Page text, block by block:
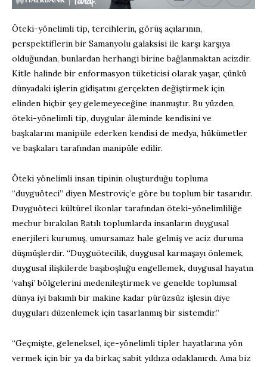
Öteki-yönelimli tip, tercihlerin, görüş açılarının,
perspektiflerin bir Samanyolu galaksisi ile karşı karşıya
olduğundan, bunlardan herhangi birine bağlanmaktan acizdir.
Kitle halinde bir enformasyon tüketicisi olarak yaşar, çünkü
dünyadaki işlerin gidişatını gerçekten değiştirmek için
elinden hiçbir şey gelemeyeceğine inanmıştır. Bu yüzden,
öteki-yönelimli tip, duygular âleminde kendisini ve
başkalarını manipüle ederken kendisi de medya, hükümetler
ve başkaları tarafından manipüle edilir.
Öteki yönelimli insan tipinin oluşturduğu topluma
“duyguöteci” diyen Mestroviç’e göre bu toplum bir tasarıdır.
Duyguöteci kültürel ikonlar tarafından öteki-yönelimliliğe
mecbur bırakılan Batılı toplumlarda insanların duygusal
enerjileri kurumuş, umursamaz hale gelmiş ve aciz duruma
düşmüşlerdir. “Duyguötecilik, duygusal karmaşayı önlemek,
duygusal ilişkilerde başıboşluğu engellemek, duygusal hayatın
‘vahşi’ bölgelerini medenileştirmek ve genelde toplumsal
dünya iyi bakımlı bir makine kadar pürüzsüz işlesin diye
duyguları düzenlemek için tasarlanmış bir sistemdir.”
“Geçmişte, geleneksel, içe-yönelimli tipler hayatlarına yön
vermek için bir ya da birkaç sabit yıldıza odaklanırdı. Ama biz